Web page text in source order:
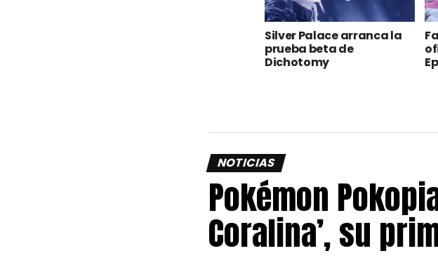
Silver Palace arranca la
prueba beta de
Dichotomy
NOTICIAS
Pokémon
Coralina’, su